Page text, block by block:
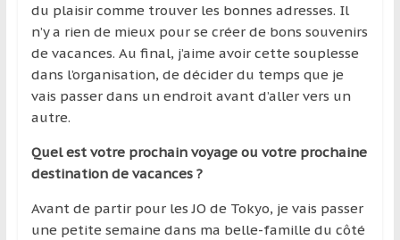
du plaisir comme trouver les bonnes adresses. Il
n’y a rien de mieux pour se créer de bons souvenirs
de vacances. Au final, j’aime avoir cette souplesse
dans l’organisation, de décider du temps que je
vais passer dans un endroit avant d’aller vers un
autre.
Quel est votre prochain voyage ou votre prochaine
destination de vacances ?
Avant de partir pour les JO de Tokyo, je vais passer
une petite semaine dans ma belle-famille du côté